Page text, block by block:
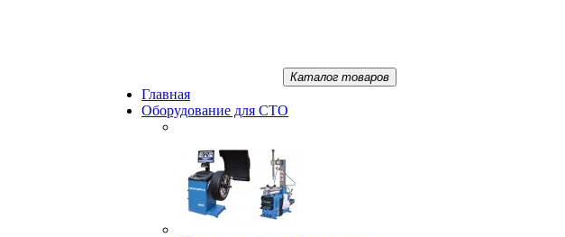
Каталог товаров
Главная
Oбopудoвaниe для CTO